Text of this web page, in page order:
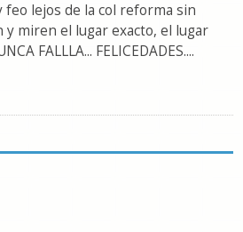
lejos de la col reforma sin
miren el lugar exacto, el lugar
FALLLA... FELICEDADES....